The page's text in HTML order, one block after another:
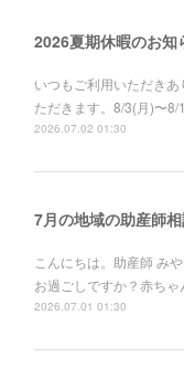
2026夏期休暇のお知
いつもご利用いただき
ただきます。8/3(月)〜
2026.07.02 01:30
7月の地域の助産師
こんにちは。助産師 み
お過ごしですか？赤ち
2026.07.01 01:30